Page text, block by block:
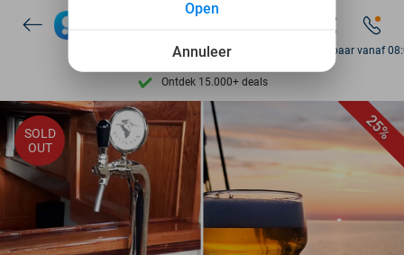
Ontdek 15.000+ deals
7 dagen per week beschikbaar
10+ miljoen leden
9,4 op basis van206.261 reviews
Ontdek 15.000+ deals
7 dagen per week beschikbaar
Bereikbaar vanaf
25%
SOLD
OUT
Annuleer
Open